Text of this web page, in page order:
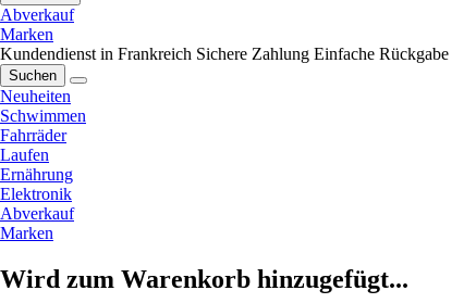
Abverkauf
Marken
Kundendienst in Frankreich Sichere Zahlung Einfache Rückgabe
Suchen
Neuheiten
Schwimmen
Fahrräder
Laufen
Ernährung
Elektronik
Abverkauf
Marken
Wird zum Warenkorb hinzugefügt...